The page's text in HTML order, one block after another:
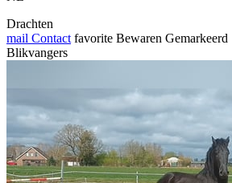
Drachten
mail Contact favorite Bewaren Gemarkeerd
Blikvangers